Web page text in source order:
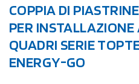
COPPIA DI
PER INSTALLAZIONE
QUADRI SERIE
ENERGY-GO